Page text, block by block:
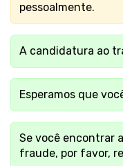
pessoalmente.
A candidatura ao
Esperamos que
Se você encontrar
fraude, por favor,